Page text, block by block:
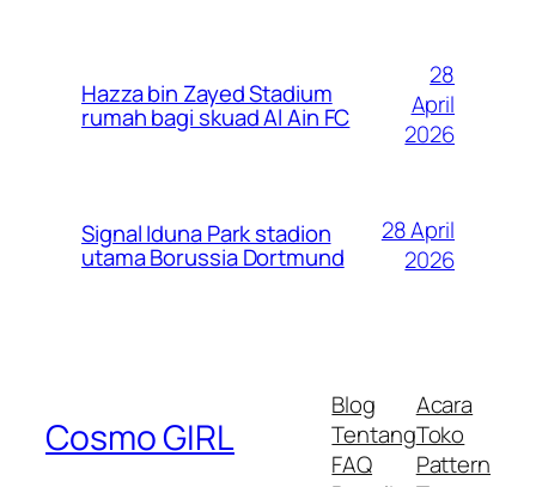
Hazza bin Zayed Stadium
rumah bagi skuad Al Ain FC
28
April
2026
Signal Iduna Park stadion
utama Borussia Dortmund
28 April
2026
Cosmo GIRL
Blog
Tentang
FAQ
Acara
Toko
Pattern